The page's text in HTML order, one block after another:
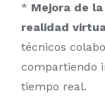
* Mejora de
realidad
técnicos
compartiendo
tiempo real.